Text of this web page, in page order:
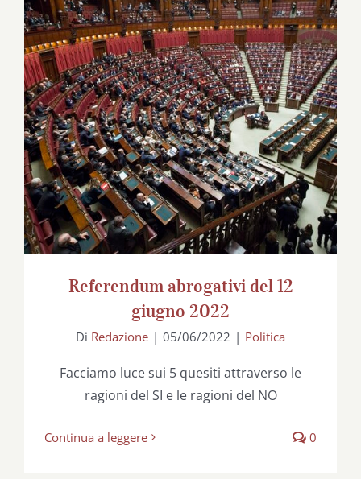
Referendum abrogativi del 12 giugno
2022
Referendum abrogativi del 12
giugno 2022
Di Redazione | 05/06/2022 | Politica
Facciamo luce sui 5 quesiti attraverso le
ragioni del SI e le ragioni del NO
Continua a leggere 0